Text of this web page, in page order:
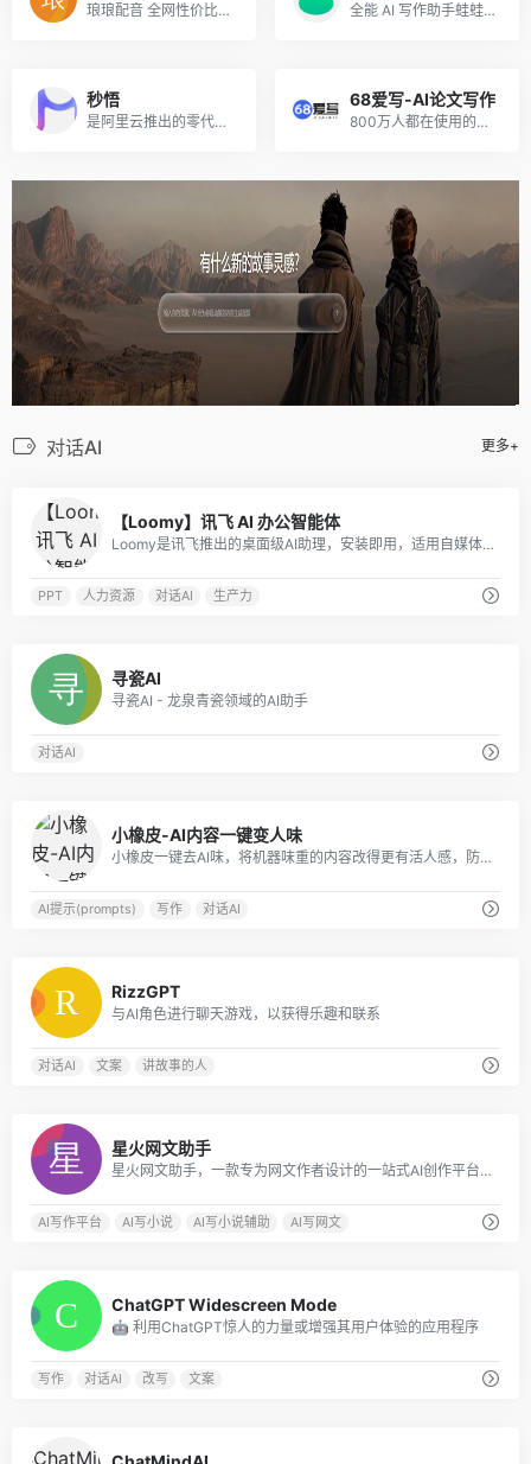
琅琅配音 全网性价比遥遥领先的配音平台 全能 AI 写作助手蛙蛙写作，主推 AI写小说、写剧本 和 AI生成漫剧功能，让创作高效又省心。
秒悟
是阿里云推出的零代码AI应用创作平台，无需编程基础，仅靠自然语言描述需求，即可依托多模型协同，分钟级生成含前后端、数据库的完整网页与应用，自动调配云端资源并一键部署上线，适配个人建站、活动页面、简易后台搭建等多元场景，大幅降低应用开发门槛。
68爱写-AI论文写作
800万人都在使用的高质量原创AI论文写作平台，免费生成大纲，可无限改稿，包过查重！
对话AI 更多+
【Loomy】讯飞 AI 办公智能体
Loomy是讯飞推出的桌面级AI助理，安装即用，适用自媒体、办公、日程等场景，能学习你的工作习惯，越用越懂你。
PPT 人力资源 对话AI 生产力
寻瓷AI
寻瓷AI - 龙泉青瓷领域的AI助手
对话AI
小橡皮-AI内容一键变人味
小橡皮一键去AI味，将机器味重的内容改得更有活人感，防止因为 AI 内容被平台打上 AI 标签，以及限流。发布前检测敏感表达与违禁词，减少内容违规和限流风险发布。
AI提示(prompts) 写作 对话AI
RizzGPT
与AI角色进行聊天游戏，以获得乐趣和联系
对话AI 文案 讲故事的人
星火网文助手
星火网文助手，一款专为网文作者设计的一站式AI创作平台，您只需要简单输入写作需求，可以是您的灵感或想法，星火网文助手便能迅速生成高质量的小说内容，让您的创作更加高效。提供多个AI辅助写作功能，包括提炼热榜、AI智能拆书、卡文灵感启发、细节描写、润色、续写、扩写等服务，免费使用，简单便捷高效
AI写作平台 AI写小说 AI写小说辅助 AI写网文
ChatGPT Widescreen Mode
🤖 利用ChatGPT惊人的力量或增强其用户体验的应用程序
写作 对话AI 改写 文案